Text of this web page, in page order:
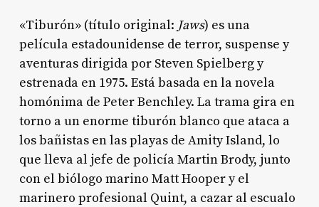
«Tiburón» (título original: Jaws) es una
película estadounidense de terror, suspense y
aventuras dirigida por Steven Spielberg y
estrenada en 1975. Está basada en la novela
homónima de Peter Benchley. La trama gira en
torno a un enorme tiburón blanco que ataca a
los bañistas en las playas de Amity Island, lo
que lleva al jefe de policía Martin Brody, junto
con el biólogo marino Matt Hooper y el
marinero profesional Quint, a cazar al escualo